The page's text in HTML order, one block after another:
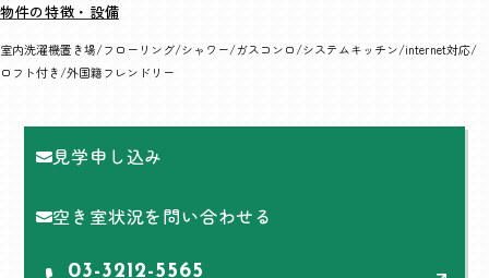
物件の特徴・設備
室内洗濯機置き場 フローリング シャワー ガスコンロ システムキッチン internet対応
ロフト付き 外国籍フレンドリー
見学申し込み
空き室状況を問い合わせる
03-3212-5565